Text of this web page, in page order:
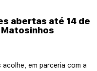
abertas até 14 de
Matosinhos
em parceria com a